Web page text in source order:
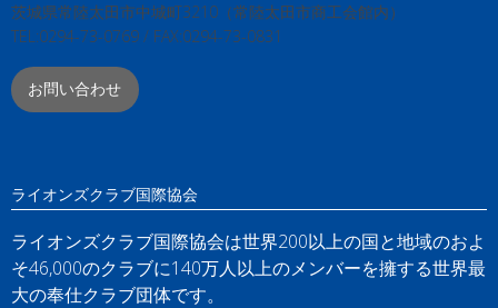
茨城県常陸太田市中城町3210（常陸太田市商工会館内）
TEL:0294-73-0769 / FAX:0294-73-0831
お問い合わせ
ライオンズクラブ国際協会
ライオンズクラブ国際協会は世界200以上の国と地域のおよ
そ46,000のクラブに140万人以上のメンバーを擁する世界最
大の奉仕クラブ団体です。